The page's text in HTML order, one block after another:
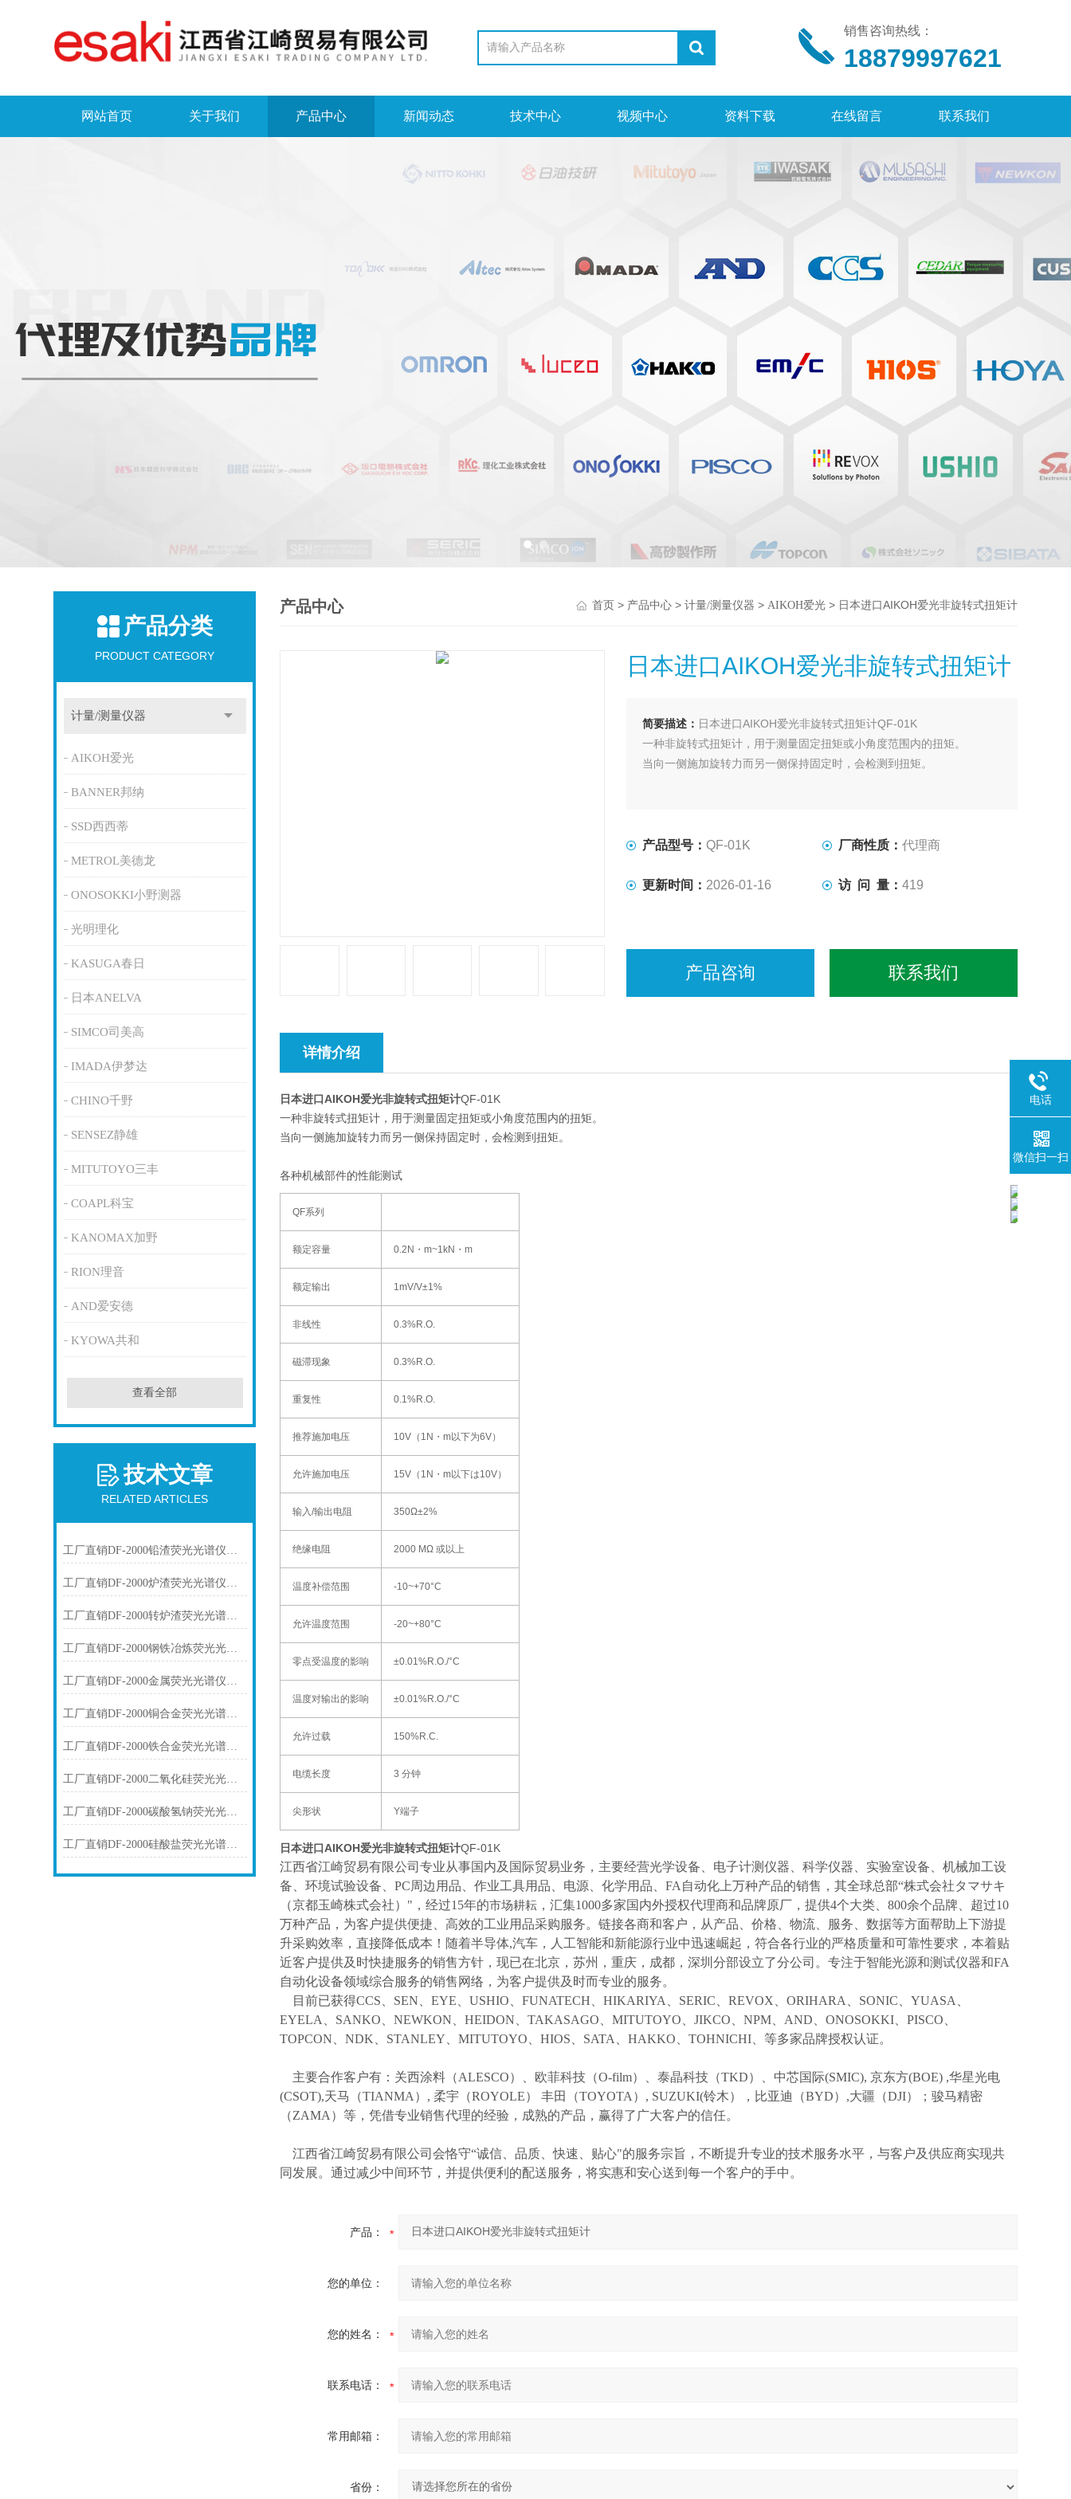
销售咨询热线：
18879997621
网站首页 关于我们 产品中心 新闻动态 技术中心 视频中心 资料下载 在线留言 联系我们
产品分类
PRODUCT CATEGORY
计量/测量仪器
AIKOH爱光
BANNER邦纳
SSD西西蒂
METROL美德龙
ONOSOKKI小野测器
光明理化
KASUGA春日
日本ANELVA
SIMCO司美高
IMADA伊梦达
CHINO千野
SENSEZ静雄
MITUTOYO三丰
COAPL科宝
KANOMAX加野
RION理音
AND爱安德
KYOWA共和
查看全部
技术文章
RELATED ARTICLES
工厂直销DF-2000铅渣荧光光谱仪技术参数
工厂直销DF-2000炉渣荧光光谱仪技术参数
工厂直销DF-2000转炉渣荧光光谱仪技术参数
工厂直销DF-2000钢铁冶炼荧光光谱仪技术参数
工厂直销DF-2000金属荧光光谱仪技术参数
工厂直销DF-2000铜合金荧光光谱仪技术参数
工厂直销DF-2000铁合金荧光光谱仪技术参数
工厂直销DF-2000二氧化硅荧光光谱仪技术参数
工厂直销DF-2000碳酸氢钠荧光光谱仪技术参数
工厂直销DF-2000硅酸盐荧光光谱仪技术参数
产品中心 首页> 产品中心> 计量/测量仪器 > AIKOH爱光> 日本进口AIKOH爱光非旋转式扭矩计
日本进口AIKOH爱光非旋转式扭矩计
简要描述： 日本进口AIKOH爱光非旋转式扭矩计QF-01K
一种非旋转式扭矩计，用于测量固定扭矩或小角度范围内的扭矩。
当向一侧施加旋转力而另一侧保持固定时，会检测到扭矩。
产品型号：QF-01K 厂商性质： 代理商
更新时间： 2026-01-16 访 问 量： 419
产品咨询 联系我们
详情介绍
日本进口AIKOH爱光非旋转式扭矩计QF-01K
一种非旋转式扭矩计，用于测量固定扭矩或小角度范围内的扭矩。
当向一侧施加旋转力而另一侧保持固定时，会检测到扭矩。
各种机械部件的性能测试
QF系列
额定容量 0.2N・m~1kN・m
额定输出 1mV/V±1%
非线性 0.3%R.O.
磁滞现象 0.3%R.O.
重复性 0.1%R.O.
推荐施加电压 10V（1N・m以下为6V）
允许施加电压 15V（1N・m以下は10V）
输入/输出电阻 350Ω±2%
绝缘电阻 2000 MΩ 或以上
温度补偿范围 -10~+70°C
允许温度范围 -20~+80°C
零点受温度的影响 ±0.01%R.O./°C
温度对输出的影响 ±0.01%R.O./°C
允许过载 150%R.C.
电缆长度 3 分钟
尖形状 Y端子
日本进口AIKOH爱光非旋转式扭矩计QF-01K
江西省江崎贸易有限公司专业从事国内及国际贸易业务，主要经营光学设备、电子计测仪器、科学仪器、实验室设备、机械加工设
备、环境试验设备、PC周边用品、作业工具用品、电源、化学用品、FA自动化上万种产品的销售，其全球总部“株式会社タマサキ
（京都玉崎株式会社）"，经过15年的市场耕耘 ，汇集1000多家国内外授权代理商和品牌原厂，提供4个大类、800余个品牌、超过10
万种产品，为客户提供便捷、高效的工业用品采购服务。链接各商和客户，从产品、价格、物流、服务、数据等方面帮助上下游提
升采购效率，直接降低成本！随着半导体,汽车，人工智能和新能源行业中迅速崛起，符合各行业的严格质量和可靠性要求，本着贴
近客户提供及时快捷服务的销售方针，现已在北京，苏州，重庆，成都，深圳分部设立了分公司。专注于智能光源和测试仪器和FA
自动化设备领域综合服务的销售网络，为客户提供及时而专业的服务。
目前已获得CCS、SEN、EYE、USHIO、FUNATECH、HIKARIYA、SERIC、REVOX、ORIHARA、SONIC、YUASA、
EYELA、SANKO、NEWKON、HEIDON、TAKASAGO、MITUTOYO、JIKCO、NPM、AND、ONOSOKKI、PISCO、
TOPCON、NDK、STANLEY、MITUTOYO、HIOS、SATA、HAKKO、TOHNICHI、等多家品牌授权认证。
主要合作客户有：关西涂料（ALESCO）、欧菲科技（O-film）、泰晶科技（TKD）、中芯国际(SMIC), 京东方(BOE) ,华星光电
(CSOT),天马（TIANMA）, 柔宇（ROYOLE） 丰田（TOYOTA）, SUZUKI(铃木），比亚迪（BYD）,大疆（DJI）；骏马精密
（ZAMA）等，凭借专业销售代理的经验，成熟的产品，赢得了广大客户的信任。
江西省江崎贸易有限公司会恪守“诚信、品质、快速、贴心"的服务宗旨，不断提升专业的技术服务水平，与客户及供应商实现共
同发展。通过减少中间环节，并提供便利的配送服务，将实惠和安心送到每一个客户的手中。
产品：
您的单位：
您的姓名：
联系电话：
常用邮箱：
省份：
电话
微信扫一扫